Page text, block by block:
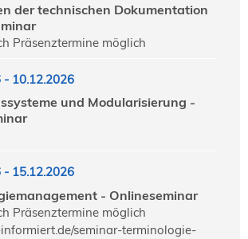
der technischen Dokumentation
Präsenztermine möglich
- 10.12.2026
und Modularisierung -
- 15.12.2026
- Onlineseminar
Präsenztermine möglich
seminar-terminologie-